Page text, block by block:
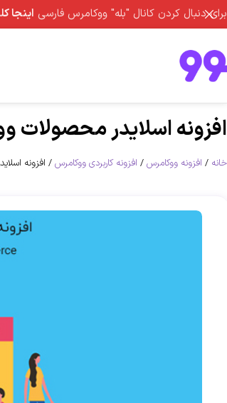
افزونه اسلایدر محصولات
خانه افزونه ووکامرس افزونه کاربردی ووکامرس افزونه
برای دنبال کردن کانال "بله" ووکامرس فارسی اینجا